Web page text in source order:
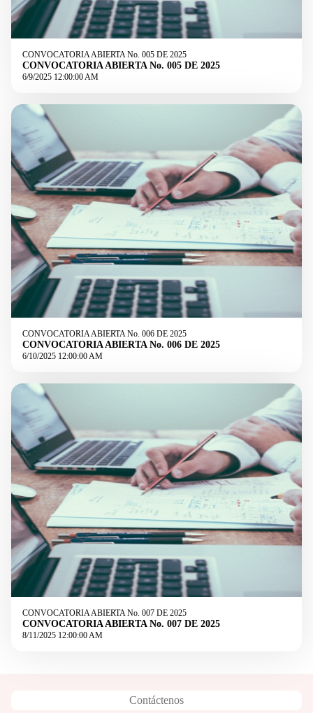
CONVOCATORIA ABIERTA No. 005 DE 2025
CONVOCATORIA ABIERTA No. 005 DE 2025
6/9/2025 12:00:00 AM
CONVOCATORIA ABIERTA No. 006 DE 2025
CONVOCATORIA ABIERTA No. 006 DE 2025
6/10/2025 12:00:00 AM
CONVOCATORIA ABIERTA No. 007 DE 2025
CONVOCATORIA ABIERTA No. 007 DE 2025
8/11/2025 12:00:00 AM
Contáctenos